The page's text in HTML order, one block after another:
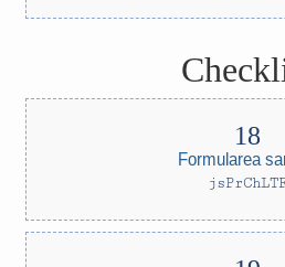
Formularea